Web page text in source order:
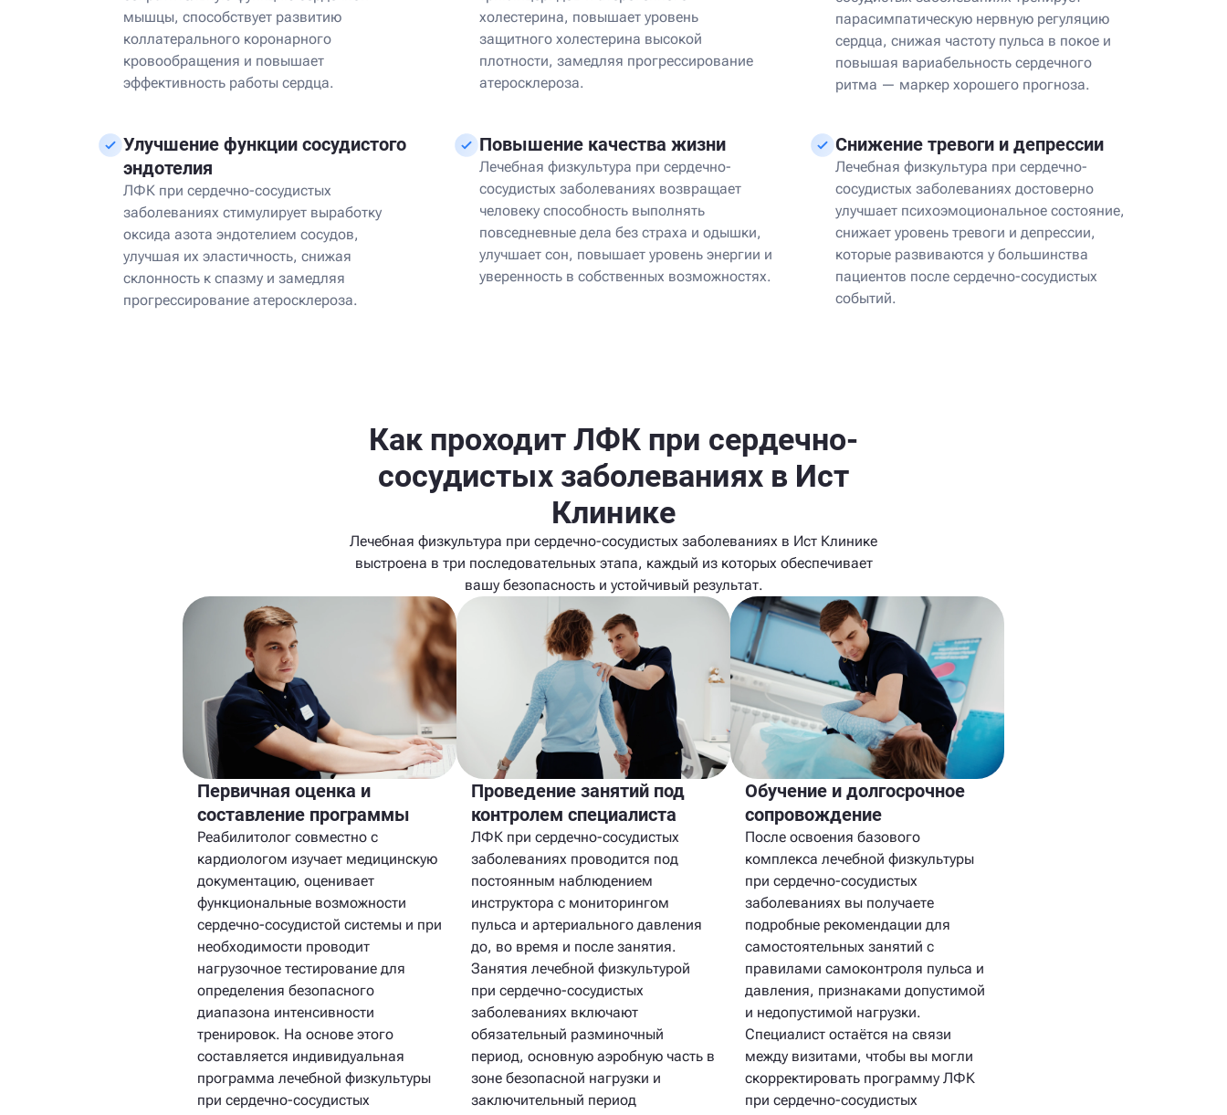
мышцы, способствует развитию
коллатерального коронарного
кровообращения и повышает
эффективность работы сердца.
холестерина, повышает уровень
защитного холестерина высокой
плотности, замедляя прогрессирование
атеросклероза.
парасимпатическую нервную регуляцию
сердца, снижая частоту пульса в покое и
повышая вариабельность сердечного
ритма — маркер хорошего прогноза.
Улучшение функции сосудистого
эндотелия
ЛФК при сердечно-сосудистых
заболеваниях стимулирует выработку
оксида азота эндотелием сосудов,
улучшая их эластичность, снижая
склонность к спазму и замедляя
прогрессирование атеросклероза.
Повышение качества жизни
Лечебная физкультура при сердечно-
сосудистых заболеваниях возвращает
человеку способность выполнять
повседневные дела без страха и одышки,
улучшает сон, повышает уровень энергии и
уверенность в собственных возможностях.
Снижение тревоги и депрессии
Лечебная физкультура при сердечно-
сосудистых заболеваниях достоверно
улучшает психоэмоциональное состояние,
снижает уровень тревоги и депрессии,
которые развиваются у большинства
пациентов после сердечно-сосудистых
событий.
Как проходит ЛФК при сердечно-
сосудистых заболеваниях в Ист
Клинике
Лечебная физкультура при сердечно-сосудистых заболеваниях в Ист Клинике
выстроена в три последовательных этапа, каждый из которых обеспечивает
вашу безопасность и устойчивый результат.
Первичная оценка и
составление программы
Реабилитолог совместно с
кардиологом изучает медицинскую
документацию, оценивает
функциональные возможности
сердечно-сосудистой системы и при
необходимости проводит
нагрузочное тестирование для
определения безопасного
диапазона интенсивности
тренировок. На основе этого
составляется индивидуальная
программа лечебной физкультуры
при сердечно-сосудистых
Проведение занятий под
контролем специалиста
ЛФК при сердечно-сосудистых
заболеваниях проводится под
постоянным наблюдением
инструктора с мониторингом
пульса и артериального давления
до, во время и после занятия.
Занятия лечебной физкультурой
при сердечно-сосудистых
заболеваниях включают
обязательный разминочный
период, основную аэробную часть в
зоне безопасной нагрузки и
заключительный период
Обучение и долгосрочное
сопровождение
После освоения базового
комплекса лечебной физкультуры
при сердечно-сосудистых
заболеваниях вы получаете
подробные рекомендации для
самостоятельных занятий с
правилами самоконтроля пульса и
давления, признаками допустимой
и недопустимой нагрузки.
Специалист остаётся на связи
между визитами, чтобы вы могли
скорректировать программу ЛФК
при сердечно-сосудистых